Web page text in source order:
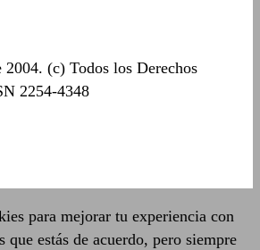
2004. (c) Todos los Derechos
2254-4348
para mejorar tu experiencia con
que estás de acuerdo, pero siempre